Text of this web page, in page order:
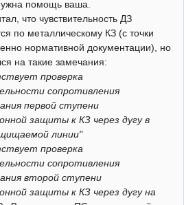
помощь ваша.
что чувствительность ДЗ
по металлическому КЗ (с точки
нормативной документации), но
на такие замечания:
проверка
сопротивления
первой ступени
защиты к КЗ через дугу в
линии"
проверка
сопротивления
второй ступени
защиты к КЗ через дугу на